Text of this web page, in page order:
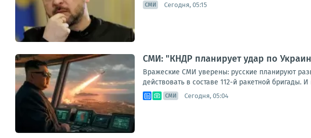
СМИ Сегодня, 05:15
СМИ: "КНДР планирует удар по
Вражеские СМИ уверены: русские планируют
действовать в составе 112-й ракетной бригады.
СМИ Сегодня, 05:04